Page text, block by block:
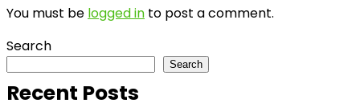
You must be logged in to post a comment.
Search
Search
Recent Posts